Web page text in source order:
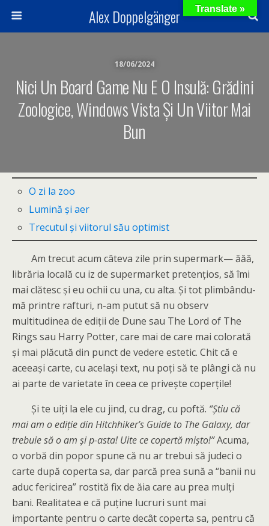
Alex Doppelgänger
18/06/2024
Nici Un Board Game Nu E O Insulă: Grădini
Zoologice, Windows Vista Și Un Viitor Mai
Bun
O zi la zoo
Lumină și aer
Trecutul și viitorul său optimist
Am trecut acum câteva zile prin supermark— ăăă,
librăria locală cu iz de supermarket pretențios, să îmi
mai clătesc și eu ochii cu una, cu alta. Și tot plimbându-
mă printre rafturi, n-am putut să nu observ
multitudinea de ediții de Dune sau The Lord of The
Rings sau Harry Potter, care mai de care mai colorată
și mai plăcută din punct de vedere estetic. Chit că e
aceeași carte, cu același text, nu poți să te plângi că nu
ai parte de varietate în ceea ce privește coperțile!
Și te uiți la ele cu jind, cu drag, cu poftă. “Știu că
mai am o ediție din Hitchhiker’s Guide to The Galaxy, dar
trebuie să o am și p-asta! Uite ce copertă mișto!”Acuma,
o vorbă din popor spune că nu ar trebui să judeci o
carte după coperta sa, dar parcă prea sună a “banii nu
aduc fericirea” rostită fix de ăia care au prea mulți
bani. Realitatea e că puține lucruri sunt mai
importante pentru o carte decât coperta sa, pentru că
Translate »